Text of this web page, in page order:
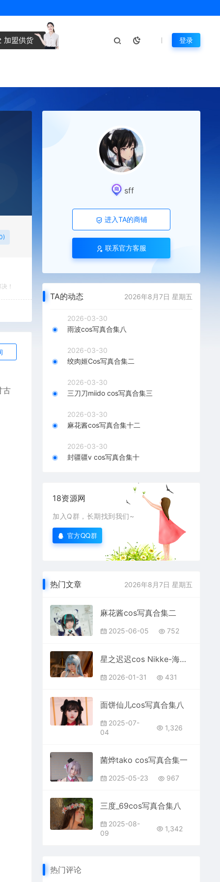
加盟供货 登录
！
古
sff
进入TA的商铺
联系官方客服
TA的动态 2026年8月7日 星期五
2026-03-30
雨波cos写真合集八
2026-03-30
绞肉姬Cos写真合集二
2026-03-30
三刀刀miido cos写真合集三
2026-03-30
麻花酱cos写真合集十二
2026-03-30
封疆疆v cos写真合集十
18资源网
加入Q群，长期找到我们~
官方QQ群
热门文章 2026年8月7日 星期五
麻花酱cos写真合集二
2025-06-05 752
星之迟迟cos Nikke-海伦写真+视频+延期补偿写真
2026-01-31 431
面饼仙儿cos写真合集八
2025-07-
04
1,326
菌烨tako cos写真合集一
2025-05-23 967
三度_69cos写真合集八
2025-08-
09
1,342
热门评论